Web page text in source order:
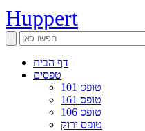
Huppert
דף הבית
טפסים
טופס 101
טופס 161
טופס 106
טופס ירוק